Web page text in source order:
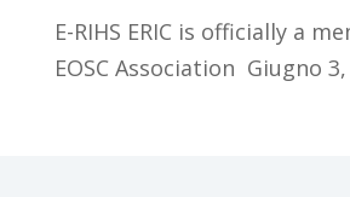
E-RIHS ERIC is officially a
EOSC Association Giugno